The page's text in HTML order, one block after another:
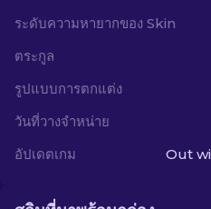
ระดับความหายากของ Skin
ตระกูล
รูปแบบการตกแต่ง
วันที่วางจำหน่าย
อัปเดตเกม
Out